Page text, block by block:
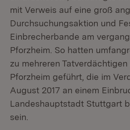
mit Verweis auf eine groß
Durchsuchungsaktion und
Einbrecherbande am
Pforzheim. So hatten
zu mehreren
Pforzheim geführt, die im
August 2017 an einem
Landeshauptstadt Stuttgart
sein.